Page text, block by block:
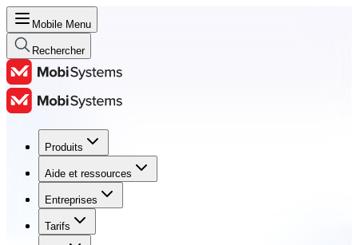
Mobile Menu
Rechercher
Produits
Aide et ressources
Entreprises
Tarifs
Produits
Aide et ressources
Entreprises
Tarifs